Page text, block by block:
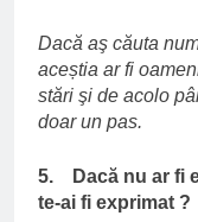
Dacă aş căuta
aceștia ar fi
stări şi de acolo
doar un pas.
5. Dacă nu ar fi
te-ai fi exprimat ?